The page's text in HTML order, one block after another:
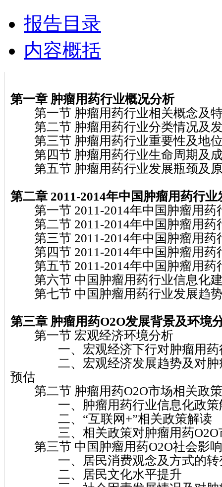
报告目录
内容概括
第一章 肿瘤用药行业概况分析
第一节 肿瘤用药行业相关概念及
第二节 肿瘤用药行业分类情况及
第三节 肿瘤用药行业重要性及地
第四节 肿瘤用药行业生命周期及
第五节 肿瘤用药行业发展瓶颈及
第二章 2011-2014年中国肿瘤用药行业
第一节 2011-2014年中国肿瘤用药
第二节 2011-2014年中国肿瘤用药
第三节 2011-2014年中国肿瘤用药
第四节 2011-2014年中国肿瘤用药
第五节 2011-2014年中国肿瘤用药
第六节 中国肿瘤用药行业信息化
第七节 中国肿瘤用药行业发展趋
第三章 肿瘤用药O2O发展背景及环境
第一节 宏观经济环境分析
一、宏观经济下行对肿瘤用药
二、宏观经济发展趋势及对肿
预估
第二节 肿瘤用药O2O市场相关政
一、肿瘤用药行业信息化政策
二、“互联网+”相关政策解读
三、相关政策对肿瘤用药O2O
第三节 中国肿瘤用药O2O社会影
一、居民消费观念及方式的转
二、居民文化水平提升